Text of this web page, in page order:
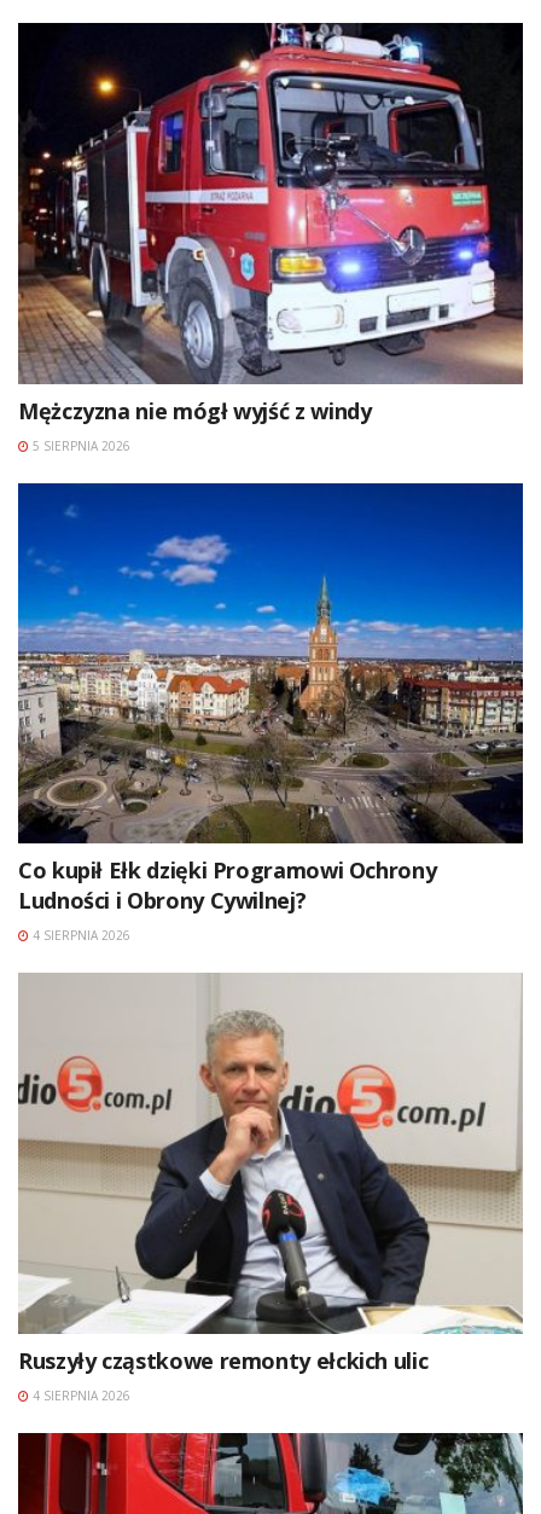
Mężczyzna nie mógł wyjść z windy
5 SIERPNIA 2026
Co kupił Ełk dzięki Programowi Ochrony
Ludności i Obrony Cywilnej?
4 SIERPNIA 2026
Ruszyły cząstkowe remonty ełckich ulic
4 SIERPNIA 2026